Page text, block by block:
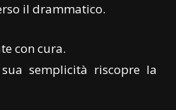
il drammatico.
con cura.
semplicità riscopre la